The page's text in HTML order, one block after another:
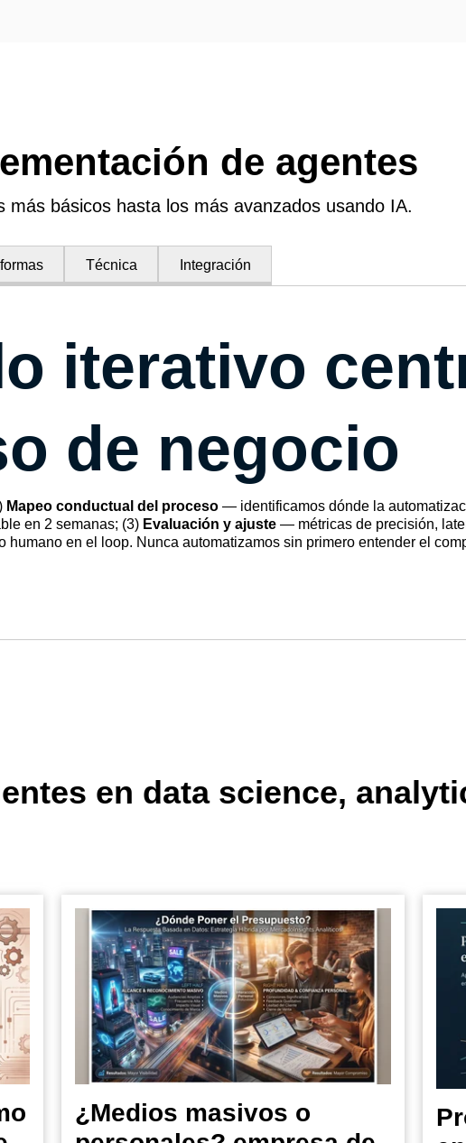
de agentes
básicos hasta los más avanzados usando IA.
Técnica Integración
iterativo
de negocio
Mapeo conductual del proceso — identificamos dónde la
en 2 semanas; (3) Evaluación y ajuste — métricas de precisión,
en el loop. Nunca automatizamos sin primero entender el
en data science,
¿Medios masivos o